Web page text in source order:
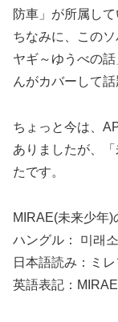
防車」が所属し
ちなみに、この
ヤギ～ゆうべの
んがカバーして話
ちょっと今は、
ありましたが、
たです。
MIRAE(未来少年)
ハングル： 미래
日本語読み：ミ
英語表記：MIRAE